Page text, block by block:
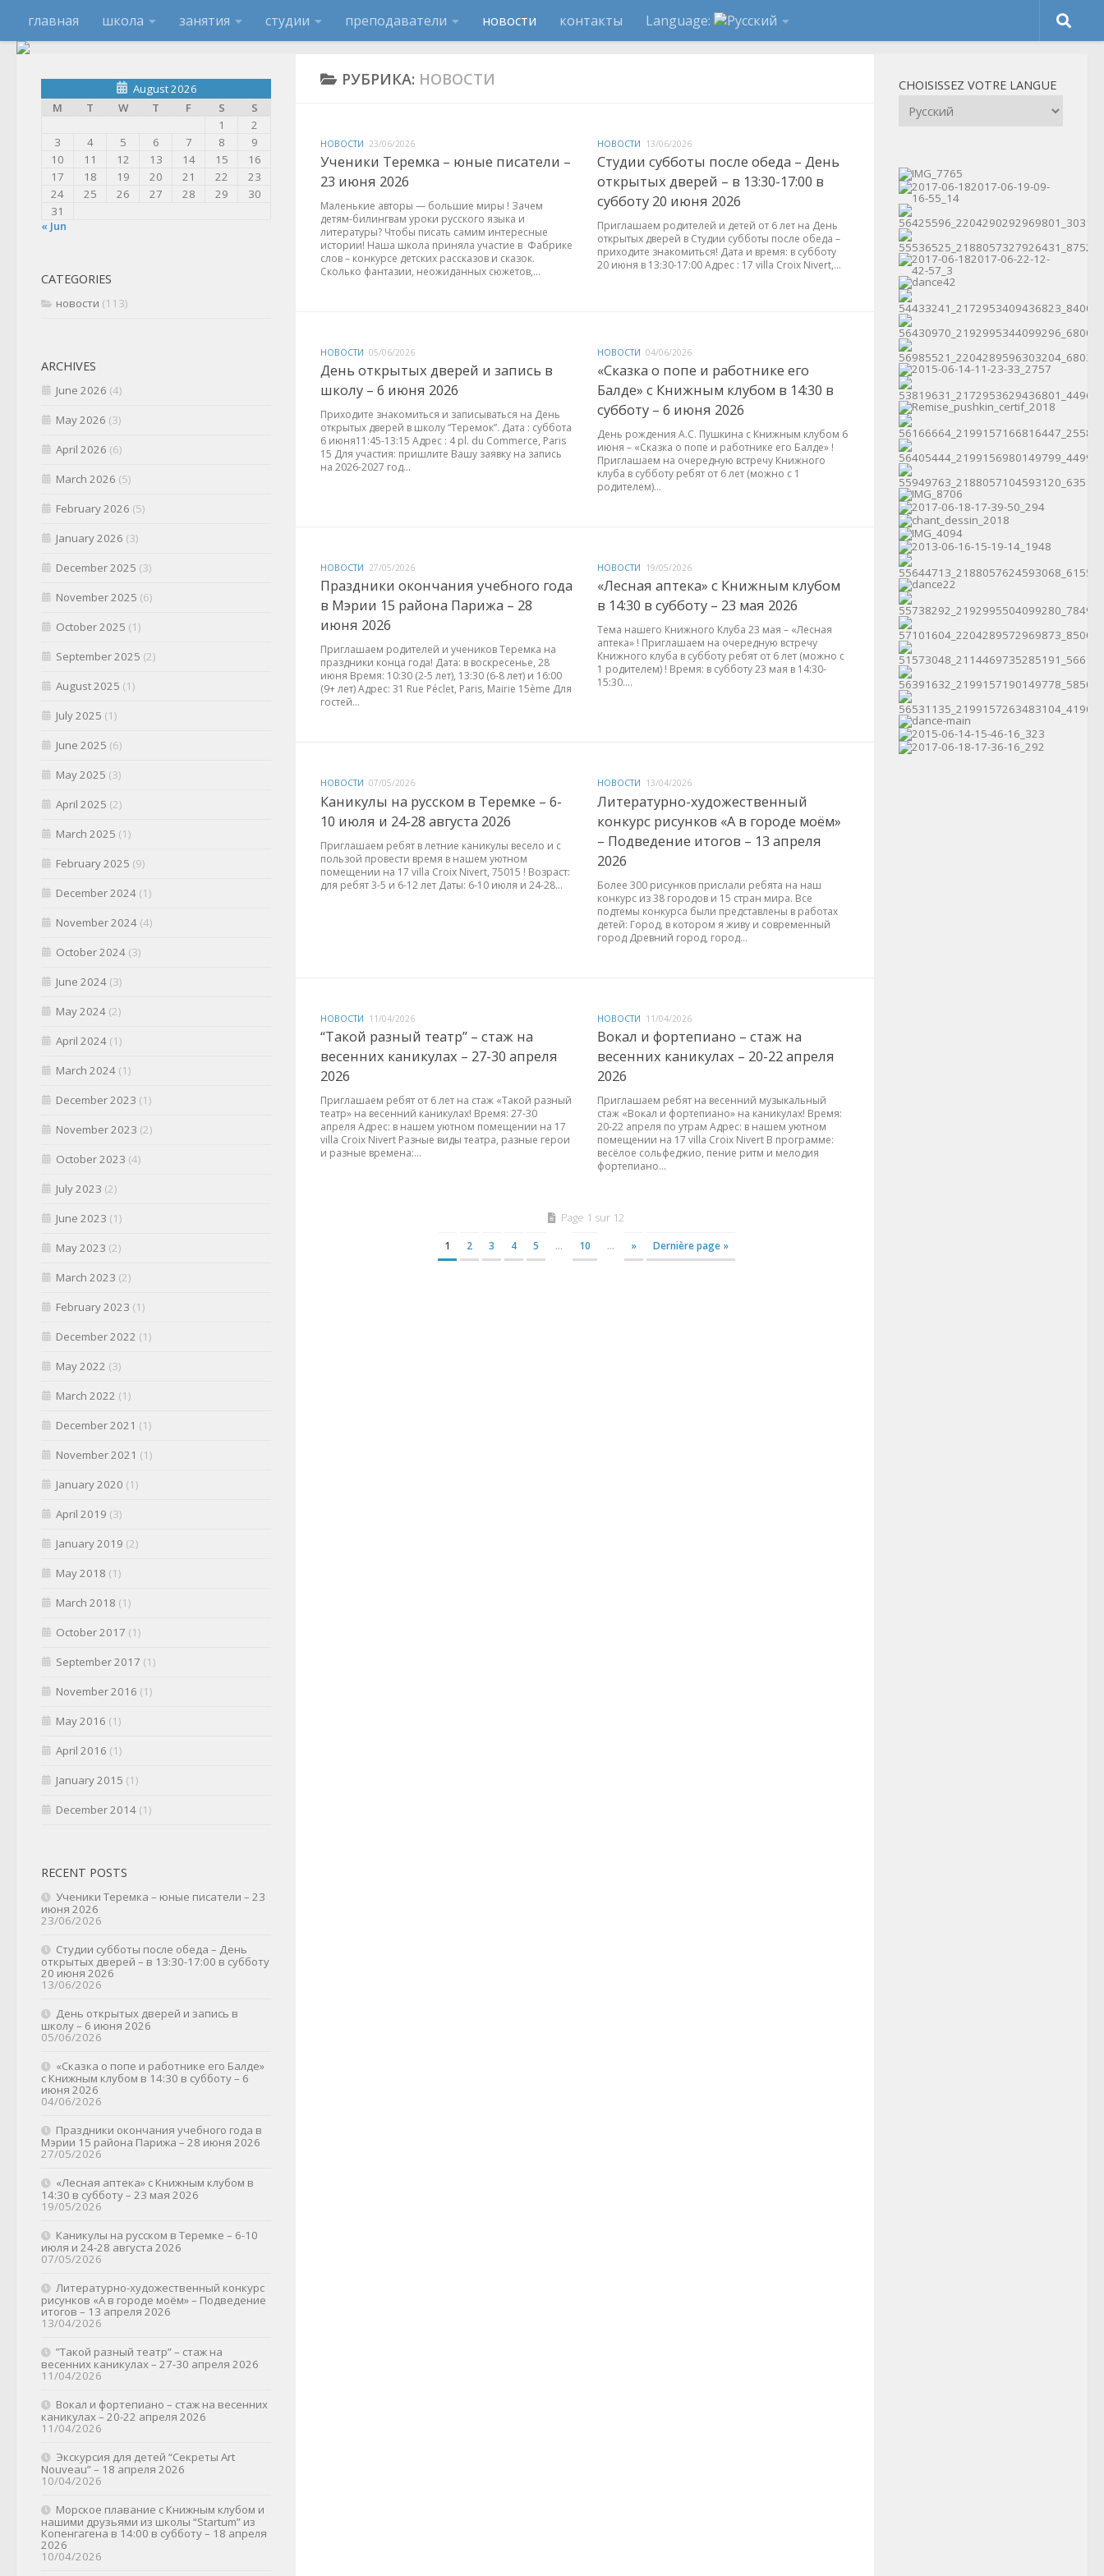
главная школа занятия студии преподаватели новости контакты Language:
РУБРИКА: НОВОСТИ
НОВОСТИ 23/06/2026
Ученики Теремка – юные писатели –
23 июня 2026
Маленькие авторы — большие миры ! Зачем
детям-билингвам уроки русского языка и
литературы? Чтобы писать самим интересные
истории! Наша школа приняла участие в Фабрике
слов – конкурсе детских рассказов и сказок.
Сколько фантазии, неожиданных сюжетов,...
НОВОСТИ 13/06/2026
Студии субботы после обеда – День
открытых дверей – в 13:30-17:00 в
субботу 20 июня 2026
Приглашаем родителей и детей от 6 лет на День
открытых дверей в Студии субботы после обеда –
приходите знакомиться! Дата и время: в субботу
20 июня в 13:30-17:00 Адрес : 17 villa Croix Nivert,...
НОВОСТИ 05/06/2026
День открытых дверей и запись в
школу – 6 июня 2026
Приходите знакомиться и записываться на День
открытых дверей в школу “Теремок”. Дата : суббота
6 июня11:45-13:15 Адрес : 4 pl. du Commerce, Paris
15 Для участия: пришлите Вашу заявку на запись
на 2026-2027 год...
НОВОСТИ 04/06/2026
«Сказка о попе и работнике его
Балде» с Книжным клубом в 14:30 в
субботу – 6 июня 2026
День рождения А.С. Пушкина с Книжным клубом 6
июня – «Сказка о попе и работнике его Балде» !
Приглашаем на очередную встречу Книжного
клуба в субботу ребят от 6 лет (можно с 1
родителем)...
НОВОСТИ 27/05/2026
Праздники окончания учебного года
в Мэрии 15 района Парижа – 28
июня 2026
Приглашаем родителей и учеников Теремка на
праздники конца года! Дата: в воскресенье, 28
июня Время: 10:30 (2-5 лет), 13:30 (6-8 лет) и 16:00
(9+ лет) Адрес: 31 Rue Péclet, Paris, Mairie 15ème Для
гостей...
НОВОСТИ 19/05/2026
«Лесная аптека» с Книжным клубом
в 14:30 в субботу – 23 мая 2026
Тема нашего Книжного Клуба 23 мая – «Лесная
аптека» ! Приглашаем на очередную встречу
Книжного клуба в субботу ребят от 6 лет (можно с
1 родителем) ! Время: в субботу 23 мая в 14:30-
15:30....
НОВОСТИ 07/05/2026
Каникулы на русском в Теремке – 6-
10 июля и 24-28 августа 2026
Приглашаем ребят в летние каникулы весело и с
пользой провести время в нашем уютном
помещении на 17 villa Croix Nivert, 75015 ! Возраст:
для ребят 3-5 и 6-12 лет Даты: 6-10 июля и 24-28...
НОВОСТИ 13/04/2026
Литературно-художественный
конкурс рисунков «А в городе моём»
– Подведение итогов – 13 апреля
2026
Более 300 рисунков прислали ребята на наш
конкурс из 38 городов и 15 стран мира. Все
подтемы конкурса были представлены в работах
детей: Город, в котором я живу и современный
город Древний город, город...
НОВОСТИ 11/04/2026
“Такой разный театр” – стаж на
весенних каникулах – 27-30 апреля
2026
Приглашаем ребят от 6 лет на стаж «Такой разный
театр» на весенний каникулах! Время: 27-30
апреля Адрес: в нашем уютном помещении на 17
villa Croix Nivert Разные виды театра, разные герои
и разные времена:...
НОВОСТИ 11/04/2026
Вокал и фортепиано – стаж на
весенних каникулах – 20-22 апреля
2026
Приглашаем ребят на весенний музыкальный
стаж «Вокал и фортепиано» на каникулах! Время:
20-22 апреля по утрам Адрес: в нашем уютном
помещении на 17 villa Croix Nivert В программе:
весёлое сольфеджио, пение ритм и мелодия
фортепиано...
Page 1 sur 12
1 2 3 4 5 … 10 … » Dernière page »
August 2026
M
T W T F S
S
1
2
3
4 5 6 7 8
9
10
11 12 13 14 15
16
17
18 19 20 21 22
23
24
25 26 27 28 29
30
31
« Jun
CATEGORIES
новости (113)
ARCHIVES
June 2026 (4)
May 2026 (3)
April 2026 (6)
March 2026 (5)
February 2026 (5)
January 2026 (3)
December 2025 (3)
November 2025 (6)
October 2025 (1)
September 2025 (2)
August 2025 (1)
July 2025 (1)
June 2025 (6)
May 2025 (3)
April 2025 (2)
March 2025 (1)
February 2025 (9)
December 2024 (1)
November 2024 (4)
October 2024 (3)
June 2024 (3)
May 2024 (2)
April 2024 (1)
March 2024 (1)
December 2023 (1)
November 2023 (2)
October 2023 (4)
July 2023 (2)
June 2023 (1)
May 2023 (2)
March 2023 (2)
February 2023 (1)
December 2022 (1)
May 2022 (3)
March 2022 (1)
December 2021 (1)
November 2021 (1)
January 2020 (1)
April 2019 (3)
January 2019 (2)
May 2018 (1)
March 2018 (1)
October 2017 (1)
September 2017 (1)
November 2016 (1)
May 2016 (1)
April 2016 (1)
January 2015 (1)
December 2014 (1)
RECENT POSTS
Ученики Теремка – юные писатели – 23
июня 2026
23/06/2026
Студии субботы после обеда – День
открытых дверей – в 13:30-17:00 в субботу
20 июня 2026
13/06/2026
День открытых дверей и запись в
школу – 6 июня 2026
05/06/2026
«Сказка о попе и работнике его Балде»
с Книжным клубом в 14:30 в субботу – 6
июня 2026
04/06/2026
Праздники окончания учебного года в
Мэрии 15 района Парижа – 28 июня 2026
27/05/2026
«Лесная аптека» с Книжным клубом в
14:30 в субботу – 23 мая 2026
19/05/2026
Каникулы на русском в Теремке – 6-10
июля и 24-28 августа 2026
07/05/2026
Литературно-художественный конкурс
рисунков «А в городе моём» – Подведение
итогов – 13 апреля 2026
13/04/2026
”Такой разный театр” – стаж на
весенних каникулах – 27-30 апреля 2026
11/04/2026
Вокал и фортепиано – стаж на весенних
каникулах – 20-22 апреля 2026
11/04/2026
Экскурсия для детей “Секреты Art
Nouveau” – 18 апреля 2026
10/04/2026
Морское плавание с Книжным клубом и
нашими друзьями из школы “Startum” из
Копенгагена в 14:00 в субботу – 18 апреля
2026
10/04/2026
CHOISISSEZ VOTRE LANGUE